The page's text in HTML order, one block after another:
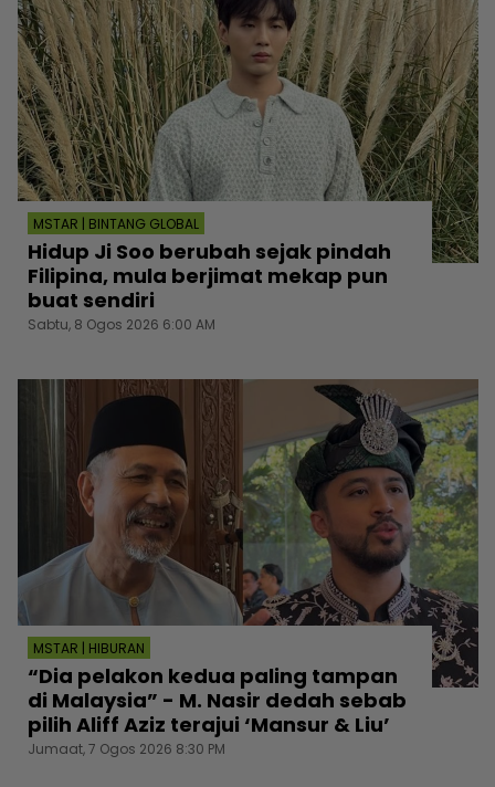
MSTAR | BINTANG GLOBAL
Hidup Ji Soo berubah sejak pindah
Filipina, mula berjimat mekap pun
buat sendiri
Sabtu, 8 Ogos 2026 6:00 AM
MSTAR | HIBURAN
“Dia pelakon kedua paling tampan
di Malaysia” - M. Nasir dedah sebab
pilih Aliff Aziz terajui ‘Mansur & Liu’
Jumaat, 7 Ogos 2026 8:30 PM